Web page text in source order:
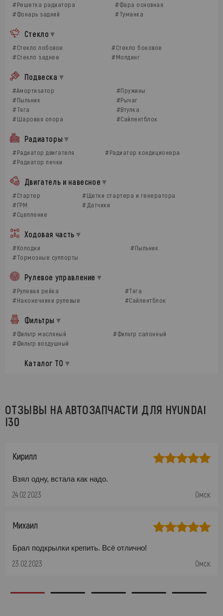
#Решетка радиатора
#Фара основная
#Фонарь задний
#Туманка
Стекло
#Стекло лобовое
#Стекло боковое
#Стекло заднее
#Молдинг
Подвеска
#Амортизатор
#Пружины
#Пыльник
#Рычаг
#Тяга
#Втулка
#Шаровая опора
#Сайлентблок
Радиаторы
#Радиатор двигателя
#Радиатор кондиционера
#Радиатор печки
Двигатель и навесное
#Стартер
#Щетки стартера и генератора
#ГРМ
#Датчики
#Сцепление
Ходовая часть
#Колодки
#Пыльник
#Тормозные суппорты
Рулевое управление
#Рулевая рейка
#Тяга
#Наконечники рулевые
#Сайлентблок
Фильтры
#Фильтр масляный
#Фильтр салонный
#Фильтр воздушный
Каталог ТО
ОТЗЫВЫ НА АВТОЗАПЧАСТИ ДЛЯ HYUNDAI
I30
Кирилл
Взял одну, встала как надо.
24.02.2023 Омск
Михаил
Брал подкрылки крепить. Всё отлично!
23.02.2023 Омск